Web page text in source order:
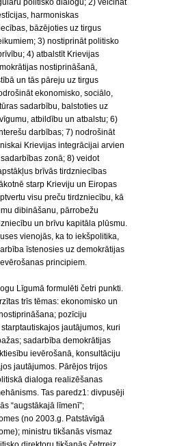
politisko dialogu; 2) veicināt
harmoniskas
bāzējoties uz tirgus
3) nostiprināt politisko
4) atbalstīt Krievijas
nostiprināšanā,
un tās pāreju uz tirgus
ekonomisko, sociālo,
sadarbību, balstoties uz
atbildību un atbalstu; 6)
darbības; 7) nodrošināt
Krievijas integrācijai arvien
zonā; 8) veidot
brīvās tirdzniecības
starp Krieviju un Eiropas
visu preču tirdzniecību, kā
dibināšanu, pārrobežu
un brīvu kapitāla plūsmu.
vienojās, ka to iekšpolitika,
īstenosies uz demokrātijas
principiem.
Līgumā formulēti četri punkti.
trīs tēmas: ekonomisko un
pozīciju
jautājumos, kuri
sadarbība demokrātijas
ievērošanā, konsultāciju
jautājumos. Pārējos trijos
dialoga realizēšanas
Tas paredz1: divpusēji
“augstākajā līmenī”;
(no 2003.g. Patstāvīgā
ministru tikšanās vismaz